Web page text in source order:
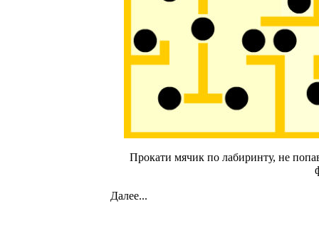
Прокати мячик по лабиринту, не
Далее...